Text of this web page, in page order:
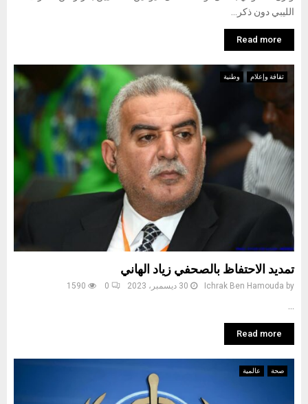
الليبي دون ذكر...
Read more
ثقافة وإعلام وطنية
تمديد الاحتفاظ بالصحفي زياد الهاني
by
Ichrak Ben Hamouda 30 ديسمبر، 2023 0
1590
Read more
صحة عالمية